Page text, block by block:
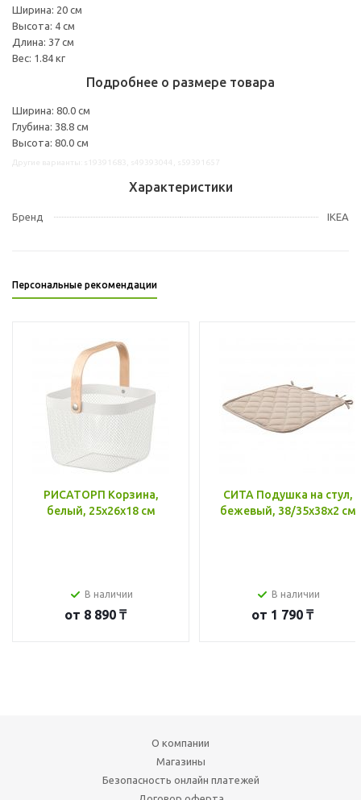
Ширина: 20 см
Высота: 4 см
Длина: 37 см
Вес: 1.84 кг
Подробнее о размере товара
Ширина: 80.0 см
Глубина: 38.8 см
Высота: 80.0 см
Характеристики
Бренд IKEA
Персональные рекомендации
РИСАТОРП Корзина,
белый, 25x26x18 см
В наличии
от 8 890 ₸
СИТА Подушка на стул,
бежевый, 38/35x38x2 см
В наличии
от 1 790 ₸
О компании
Магазины
Безопасность онлайн платежей